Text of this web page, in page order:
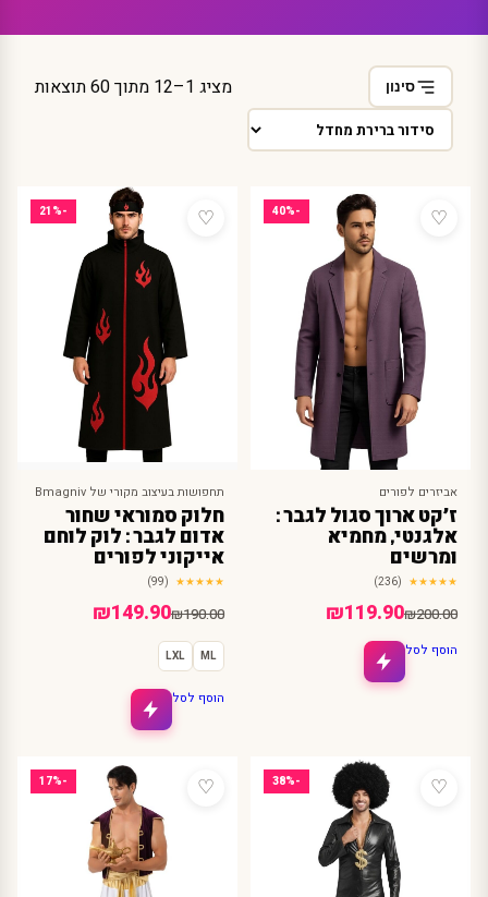
סינון מציג 1–12 מתוך 60 תוצאות
-40% ♡
אביזרים לפורים
ז׳קט ארוך סגול לגבר :
אלגנטי, מחמיא
ומרשים
★★★★★
(236)
₪200.00
המחיר
המקורי
₪119.90המחיר
הנוכחי
הוסף לסל
-21% ♡
תחפושות בעיצוב מקורי של Bmagniv
חלוק סמוראי שחור
אדום לגבר : לוק לוחם
אייקוני לפורים
★★★★★
(99)
₪190.00
המחיר
המקורי
היה:
₪190.00.
₪149.90המחיר
הנוכחי
הוא:
₪149.90.
ML
LXL
הוסף לסל
-38% ♡
-17% ♡